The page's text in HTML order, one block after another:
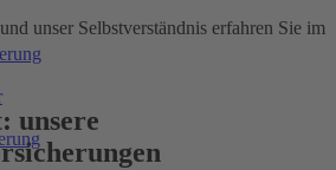
unser Selbstverständnis erfahren Sie im
unsere